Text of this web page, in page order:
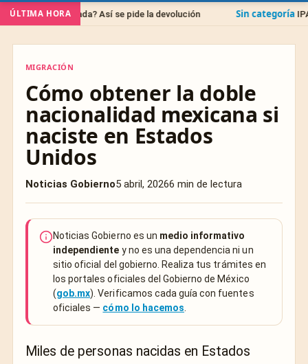
ÚLTIMA HORA
Así se pide la devolución Sin categoría IPAB: qué pasa
MIGRACIÓN
Cómo obtener la doble
nacionalidad mexicana si
naciste en Estados
Unidos
Noticias Gobierno5 abril, 20266 min de lectura
Noticias Gobierno es un medio informativo
independiente y no es una dependencia ni un
sitio oficial del gobierno. Realiza tus trámites en
los portales oficiales del Gobierno de México
(gob.mx). Verificamos cada guía con fuentes
oficiales — cómo lo hacemos
Miles de personas nacidas en Estados